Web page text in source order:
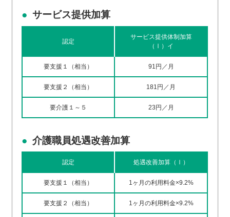
サービス提供加算
認定
サービス提供体制加算
（Ⅰ）イ
要支援１（相当） 91円／月
要支援２（相当） 181円／月
要介護１～５ 23円／月
介護職員処遇改善加算
認定 処遇改善加算（Ⅰ）
要支援１（相当） 1ヶ月の利用料金×9.2%
要支援２（相当） 1ヶ月の利用料金×9.2%